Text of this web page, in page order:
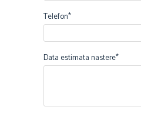
Telefon*
Data estimata nastere*